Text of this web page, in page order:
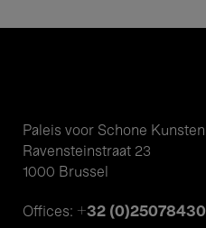
Paleis voor Schone Kunsten
Ravensteinstraat 23
1000 Brussel
Offices: +32 (0)25078430